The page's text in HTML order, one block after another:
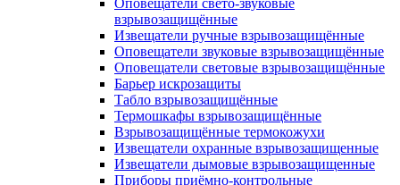
Оповещатели свето-звуковые
взрывозащищённые
Извещатели ручные взрывозащищённые
Оповещатели звуковые взрывозащищённые
Оповещатели световые взрывозащищённые
Барьер искрозащиты
Табло взрывозащищённые
Термошкафы взрывозащищённые
Взрывозащищённые термокожухи
Извещатели охранные взрывозащищенные
Извещатели дымовые взрывозащищенные
Приборы приёмно-контрольные